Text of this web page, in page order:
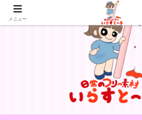
メニュー